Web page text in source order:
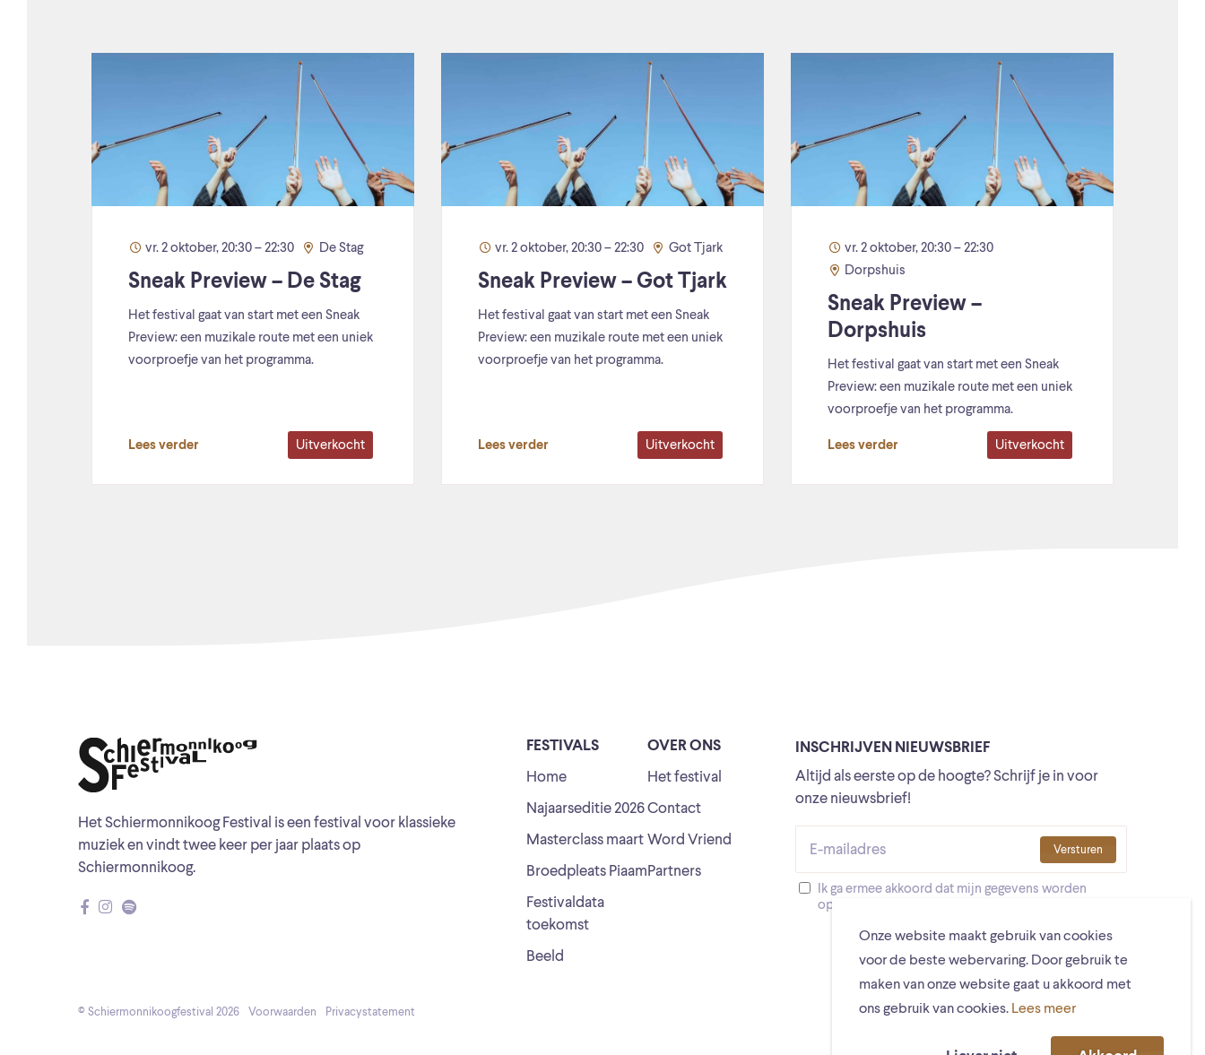
Onze website maakt gebruik van cookies
voor de beste webervaring. Door gebruik te
maken van onze website gaat u akkoord met
ons gebruik van cookies. Lees meer
vr. 2 oktober, 20:30 – 22:30 De Stag
Sneak Preview – De Stag
Het festival gaat van start met een Sneak
Preview: een muzikale route met een uniek
voorproefje van het programma.
Lees verder Uitverkocht
vr. 2 oktober, 20:30 – 22:30 Got Tjark
Sneak Preview – Got Tjark
Het festival gaat van start met een Sneak
Preview: een muzikale route met een uniek
voorproefje van het programma.
Lees verder Uitverkocht
vr. 2 oktober, 20:30 – 22:30
Dorpshuis
Sneak Preview –
Dorpshuis
Het festival gaat van start met een Sneak
Preview: een muzikale route met een uniek
voorproefje van het programma.
Lees verder Uitverkocht
Het Schiermonnikoog Festival is een festival voor klassieke
muziek en vindt twee keer per jaar plaats op
Schiermonnikoog.
FESTIVALS
Home
Najaarseditie 2026
Masterclass maart
Broedpleats Piaam
Festivaldata
toekomst
Beeld
OVER ONS
Het festival
Contact
Word Vriend
Partners
INSCHRIJVEN NIEUWSBRIEF
Altijd als eerste op de hoogte? Schrijf je in voor
onze nieuwsbrief!
Ik ga ermee akkoord dat mijn gegevens worden
opgeslagen
Versturen
© Schiermonnikoogfestival 2026 Voorwaarden Privacystatement